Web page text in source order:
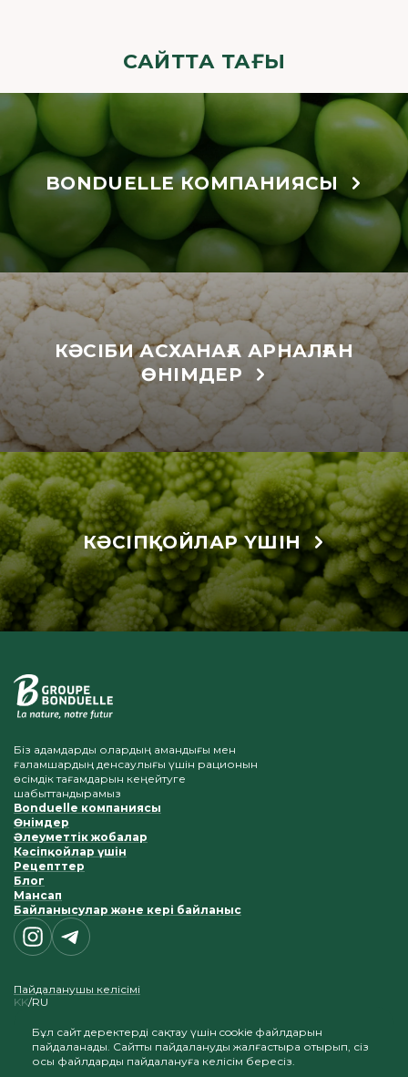
САЙТТА ТАҒЫ
BONDUELLE КОМПАНИЯСЫ
КӘСІБИ АСХАНАҒА АРНАЛҒАН
ӨНІМДЕР
КӘСІПҚОЙЛАР ҮШІН
Біз адамдарды олардың амандығы мен
ғаламшардың денсаулығы үшін рационын
өсімдік тағамдарын кеңейтуге
шабыттандырамыз
Bonduelle компаниясы
Өнімдер
Әлеуметтік жобалар
Кәсіпқойлар үшін
Рецепттер
Блог
Мансап
Байланысулар және кері байланыс
Пайдаланушы келісімі
KK RU
Материалдарды көшіру және жариялау біздің сайтқа
Бұл сайт деректерді сақтау үшін cookie файлдарын
пайдаланады. Сайтты пайдалануды жалғастыра отырып, сіз
осы файлдарды пайдалануға келісім бересіз.